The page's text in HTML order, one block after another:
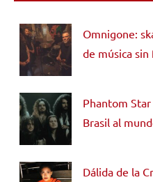
Omnigone:
de música sin
Phantom
Brasil al
Dálida de la